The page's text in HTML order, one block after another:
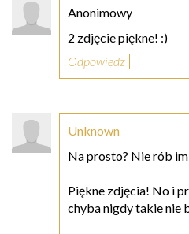
Anonimowy
2 zdjęcie piękne! :)
Odpowiedz
Unknown
Na prosto? Nie rób
Piękne zdjęcia! No i
chyba nigdy takie nie